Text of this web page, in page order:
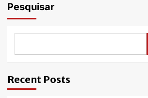
Pesquisar
Recent Posts